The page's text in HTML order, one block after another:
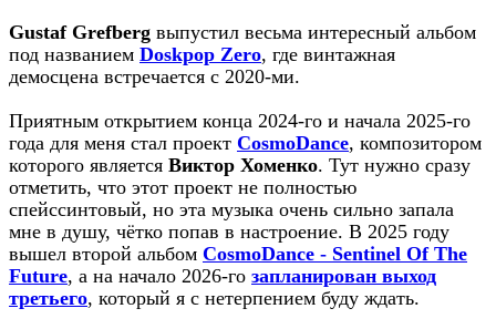
Gustaf Grefberg выпустил весьма интересный альбом
под названием Doskpop Zero, где винтажная
демосцена встречается с 2020-ми.
Приятным открытием конца 2024-го и начала 2025-го
года для меня стал проект CosmoDance, композитором
которого является Виктор Хоменко. Тут нужно сразу
отметить, что этот проект не полностью
спейссинтовый, но эта музыка очень сильно запала
мне в душу, чётко попав в настроение. В 2025 году
вышел второй альбом CosmoDance - Sentinel Of The
Future, а на начало 2026-го запланирован выход
третьего, который я с нетерпением буду ждать.